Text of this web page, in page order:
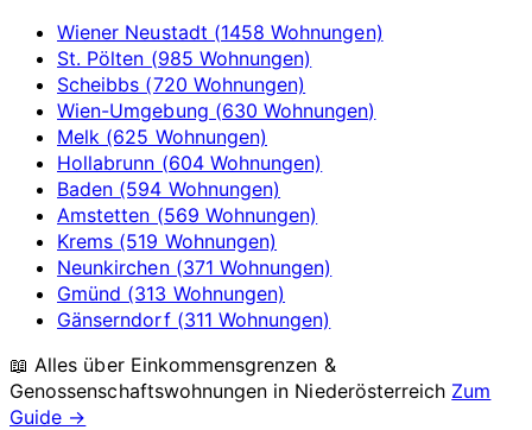
Wiener Neustadt (1458 Wohnungen)
St. Pölten (985 Wohnungen)
Scheibbs (720 Wohnungen)
Wien-Umgebung (630 Wohnungen)
Melk (625 Wohnungen)
Hollabrunn (604 Wohnungen)
Baden (594 Wohnungen)
Amstetten (569 Wohnungen)
Krems (519 Wohnungen)
Neunkirchen (371 Wohnungen)
Gmünd (313 Wohnungen)
Gänserndorf (311 Wohnungen)
📖 Alles über Einkommensgrenzen &
Genossenschaftswohnungen in Niederösterreich Zum
Guide →